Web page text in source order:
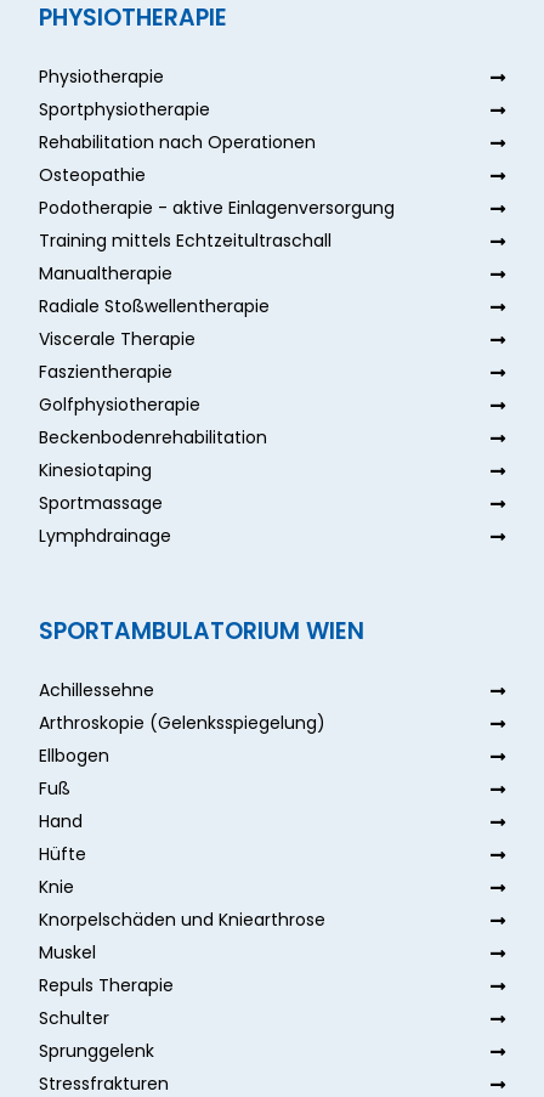
PHYSIOTHERAPIE
Physiotherapie
Sportphysiotherapie
Rehabilitation nach Operationen
Osteopathie
Podotherapie - aktive Einlagenversorgung
Training mittels Echtzeitultraschall
Manualtherapie
Radiale Stoßwellentherapie
Viscerale Therapie
Faszientherapie
Golfphysiotherapie
Beckenbodenrehabilitation
Kinesiotaping
Sportmassage
Lymphdrainage
SPORTAMBULATORIUM WIEN
Achillessehne
Arthroskopie (Gelenksspiegelung)
Ellbogen
Fuß
Hand
Hüfte
Knie
Knorpelschäden und Kniearthrose
Muskel
Repuls Therapie
Schulter
Sprunggelenk
Stressfrakturen